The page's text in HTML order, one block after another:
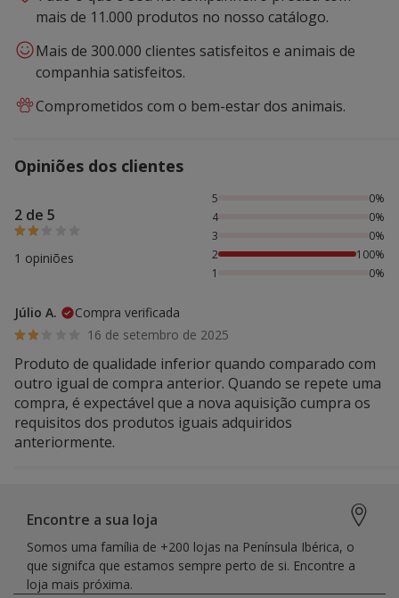
mais de 11.000 produtos no nosso catálogo.
Mais de 300.000 clientes satisfeitos e animais de
companhia satisfeitos.
Comprometidos com o bem-estar dos animais.
Opiniões dos clientes
2 de 5
1 opiniões
100% das pessoas avaliaram com 2 estrelas,
5
0%
4
0%
3
0%
2
100%
1
0%
Júlio A.
Compra verificada
16 de setembro de 2025
Produto de qualidade inferior quando comparado com
outro igual de compra anterior. Quando se repete uma
compra, é expectável que a nova aquisição cumpra os
requisitos dos produtos iguais adquiridos
anteriormente.
Encontre a sua loja
Somos uma família de +200 lojas na Península Ibérica, o
que signifca que estamos sempre perto de si. Encontre a
loja mais próxima.